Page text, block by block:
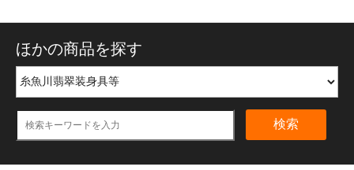
ほかの商品を探す
検索